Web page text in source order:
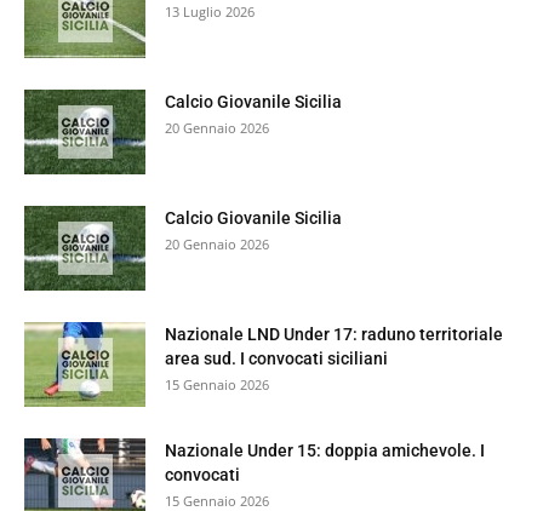
13 Luglio 2026
Calcio Giovanile Sicilia
20 Gennaio 2026
Calcio Giovanile Sicilia
20 Gennaio 2026
Nazionale LND Under 17: raduno territoriale
area sud. I convocati siciliani
15 Gennaio 2026
Nazionale Under 15: doppia amichevole. I
convocati
15 Gennaio 2026